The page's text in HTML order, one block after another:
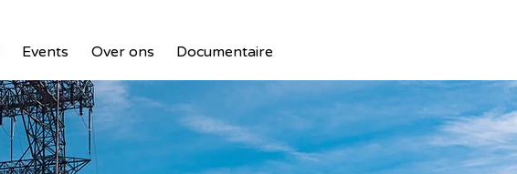
Events Over ons Documentaire